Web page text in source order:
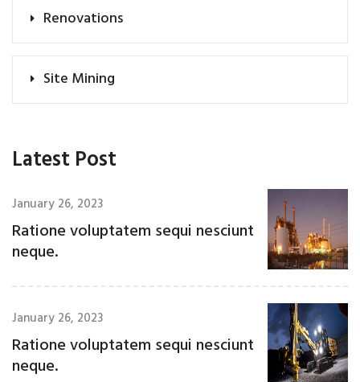
Renovations
Site Mining
Latest Post
January 26, 2023
Ratione voluptatem sequi nesciunt
neque.
January 26, 2023
Ratione voluptatem sequi nesciunt
neque.